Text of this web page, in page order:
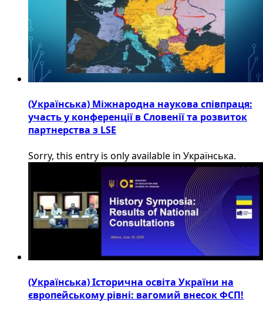
(Українська) Міжнародна наукова співпраця:
участь у конференції в Словенії та розвиток
партнерства з LSE
Sorry, this entry is only available in Українська.
(Українська) Історична освіта України на
європейському рівні: вагомий внесок ФСП!